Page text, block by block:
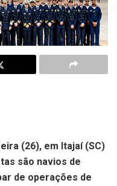
(26), em Itajaí (SC)
são navios de
de operações de